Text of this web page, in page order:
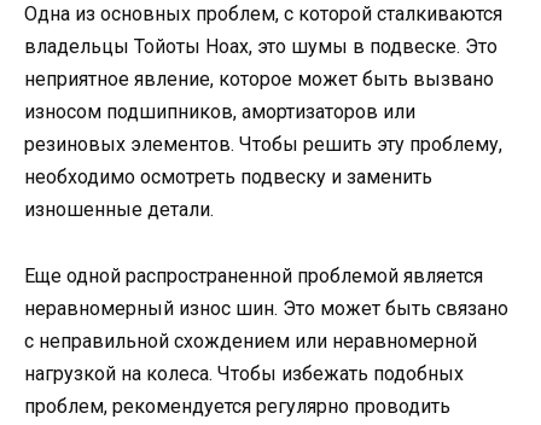
Одна из основных проблем, с которой сталкиваются
владельцы Тойоты Ноах, это шумы в подвеске. Это
неприятное явление, которое может быть вызвано
износом подшипников, амортизаторов или
резиновых элементов. Чтобы решить эту проблему,
необходимо осмотреть подвеску и заменить
изношенные детали.
Еще одной распространенной проблемой является
неравномерный износ шин. Это может быть связано
с неправильной схождением или неравномерной
нагрузкой на колеса. Чтобы избежать подобных
проблем, рекомендуется регулярно проводить